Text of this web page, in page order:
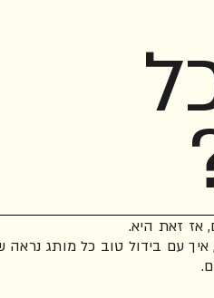
אז זאת היא.
איך עם בידול טוב כל מותג נראה